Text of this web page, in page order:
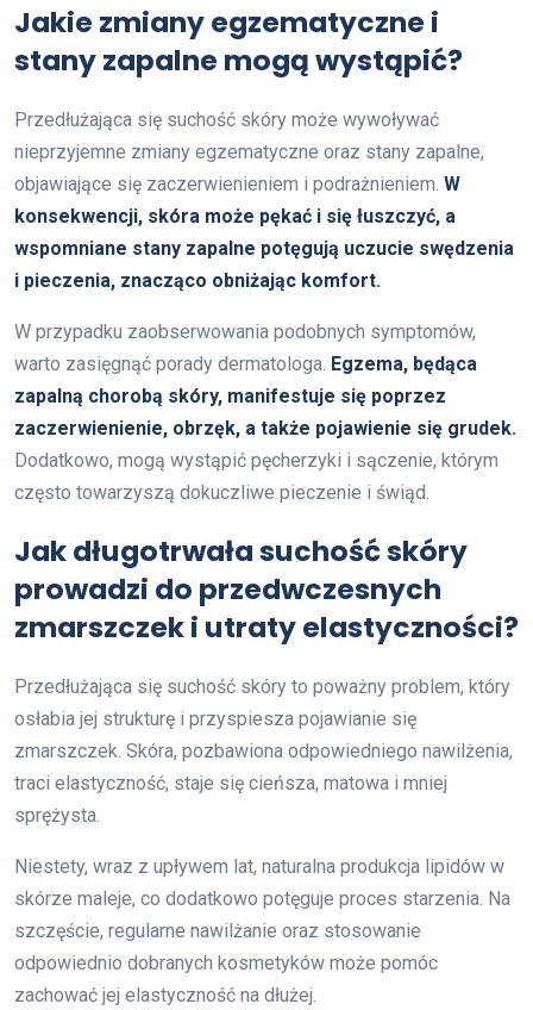
Jakie zmiany egzematyczne i
stany zapalne mogą wystąpić?
Przedłużająca się suchość skóry może wywoływać
nieprzyjemne zmiany egzematyczne oraz stany zapalne,
objawiające się zaczerwienieniem i podrażnieniem. W
konsekwencji, skóra może pękać i się łuszczyć, a
wspomniane stany zapalne potęgują uczucie swędzenia
i pieczenia, znacząco obniżając komfort.
W przypadku zaobserwowania podobnych symptomów,
warto zasięgnąć porady dermatologa. Egzema, będąca
zapalną chorobą skóry, manifestuje się poprzez
zaczerwienienie, obrzęk, a także pojawienie się grudek.
Dodatkowo, mogą wystąpić pęcherzyki i sączenie, którym
często towarzyszą dokuczliwe pieczenie i świąd.
Jak długotrwała suchość skóry
prowadzi do przedwczesnych
zmarszczek i utraty elastyczności?
Przedłużająca się suchość skóry to poważny problem, który
osłabia jej strukturę i przyspiesza pojawianie się
zmarszczek. Skóra, pozbawiona odpowiedniego nawilżenia,
traci elastyczność, staje się cieńsza, matowa i mniej
sprężysta.
Niestety, wraz z upływem lat, naturalna produkcja lipidów w
skórze maleje, co dodatkowo potęguje proces starzenia. Na
szczęście, regularne nawilżanie oraz stosowanie
odpowiednio dobranych kosmetyków może pomóc
zachować jej elastyczność na dłużej.